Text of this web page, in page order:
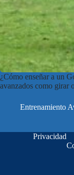
¿Cómo enseñar a un
avanzados como girar
Entrenamiento
Privacidad